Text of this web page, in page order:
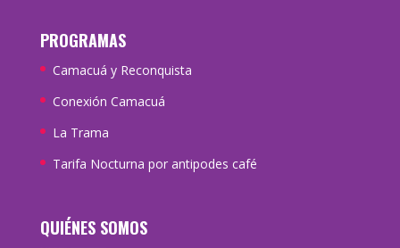
PROGRAMAS
Camacuá y Reconquista
Conexión Camacuá
La Trama
Tarifa Nocturna por antipodes café
QUIÉNES SOMOS